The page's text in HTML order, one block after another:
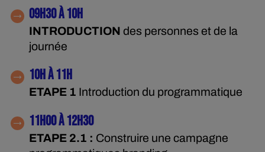
09H30 À 10H
INTRODUCTION des personnes et de la
journée
10H À 11H
ETAPE 1 Introduction du programmatique
11H00 À 12H30
ETAPE 2.1 : Construire une campagne